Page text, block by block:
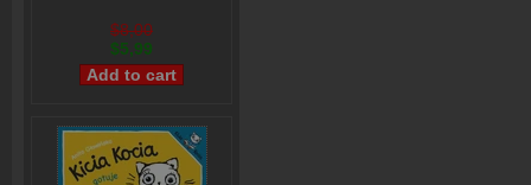
$8,00
$5,99